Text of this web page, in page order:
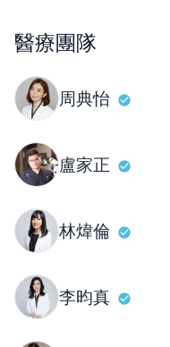
醫療團隊
周典怡
盧家正
林煒倫
李昀真